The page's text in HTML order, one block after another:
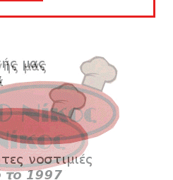
Eυχαριστούμε και...
χαμό του Γιώργου
04, 2026
SLIDE
των εισιτηρίων
του βόλεϊ...